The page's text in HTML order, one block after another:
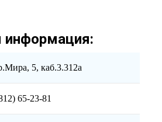
информация:
5, каб.3.312а
65-23-81